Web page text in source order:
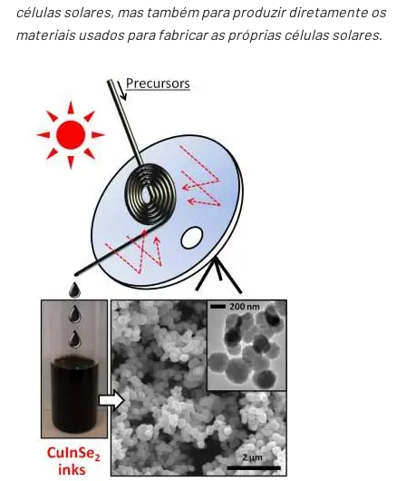
células solares, mas também para produzir diretamente os
materiais usados para fabricar as próprias células solares.